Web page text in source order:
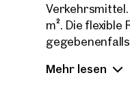
m². Die
Hauseigene
Mehr lesen